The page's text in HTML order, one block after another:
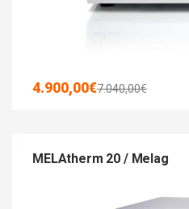
7.040,00€
4.900,00€
MELAtherm 20 / Melag